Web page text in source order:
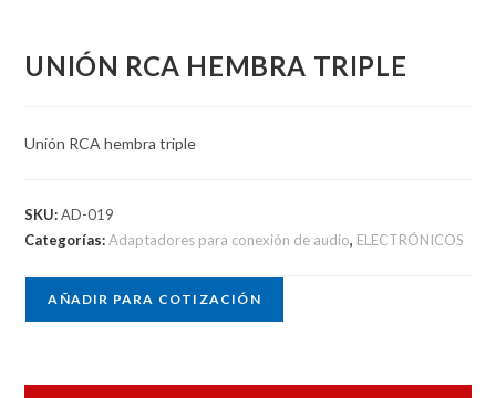
UNIÓN RCA HEMBRA TRIPLE
Unión RCA hembra triple
SKU:AD-019
Categorías:Adaptadores para conexión de audio, ELECTRÓNICOS
AÑADIR PARA COTIZACIÓN